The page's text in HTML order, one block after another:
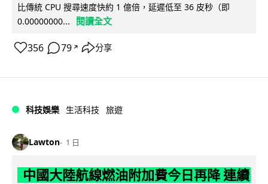
比傳統 CPU 搜尋速度快約 1 億倍，延遲低至 36 皮秒（即
0.00000000...
閱讀全文
356 79 ↗ 分享
科技娛樂 生活科技 旅遊
Lawton 1 日
中國大陸航線燃油附加費今日再降 連續